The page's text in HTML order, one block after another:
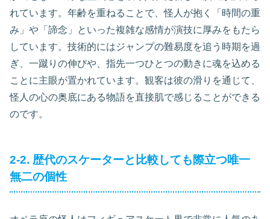
れています。年齢を重ねることで、怪人が抱く「時間の重
み」や「諦念」といった複雑な感情が演技に厚みをもたら
しています。技術的にはジャンプの難易度を追う時期を過
ぎ、一蹴りの伸びや、指先一つひとつの動きに魂を込める
ことに主眼が置かれています。観客は彼の滑りを通じて、
怪人の心の奥底にある物語を直接肌で感じることができる
のです。
2-2. 歴代のスケーターと比較しても際立つ唯一
無二の個性